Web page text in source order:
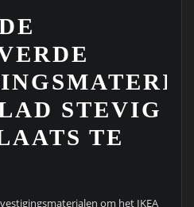
STEVIG
TE
om het IKEA